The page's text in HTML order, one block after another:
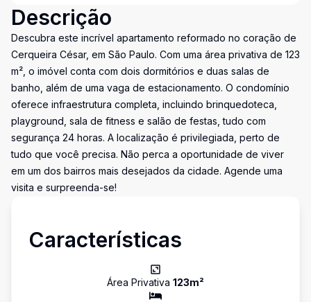
Descrição
Descubra este incrível apartamento reformado no coração de
Cerqueira César, em São Paulo. Com uma área privativa de 123
m², o imóvel conta com dois dormitórios e duas salas de
banho, além de uma vaga de estacionamento. O condomínio
oferece infraestrutura completa, incluindo brinquedoteca,
playground, sala de fitness e salão de festas, tudo com
segurança 24 horas. A localização é privilegiada, perto de
tudo que você precisa. Não perca a oportunidade de viver
em um dos bairros mais desejados da cidade. Agende uma
visita e surpreenda-se!
Características
Área Privativa 123m²